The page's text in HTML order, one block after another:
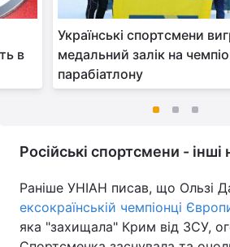
в
Українські спортсмени
медальний залік на
парабіатлону
Російські спортсмени - інші
Раніше УНІАН писав, що Ользі
ексокраїнській чемпіонці
яка "захищала" Крим від ЗСУ,